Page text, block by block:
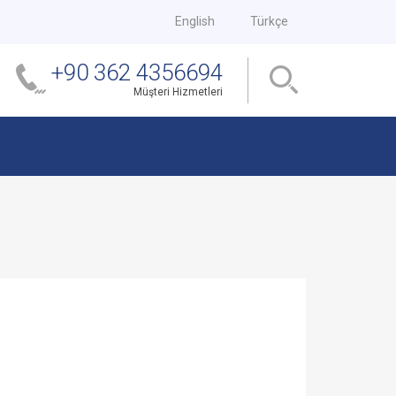
English Türkçe
+90 362 4356694
Müşteri Hizmetleri